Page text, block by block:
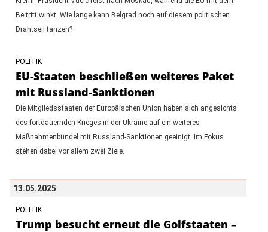
Beitritt winkt. Wie lange kann Belgrad noch auf diesem politischen
Drahtseil tanzen?
POLITIK
EU-Staaten beschließen weiteres Paket
mit Russland-Sanktionen
​​​​​​​Die Mitgliedsstaaten der Europäischen Union haben sich angesichts
des fortdauernden Krieges in der Ukraine auf ein weiteres
Maßnahmenbündel mit Russland-Sanktionen geeinigt. Im Fokus
stehen dabei vor allem zwei Ziele.
13.05.2025
POLITIK
Trump besucht erneut die Golfstaaten –